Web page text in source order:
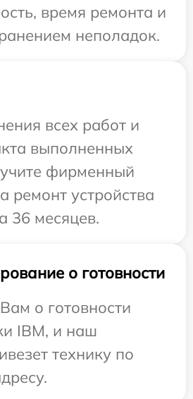
время ремонта и
неполадок.
всех работ и
выполненных
фирменный
ремонт устройства
36 месяцев.
о готовности
о готовности
IBM, и наш
технику по